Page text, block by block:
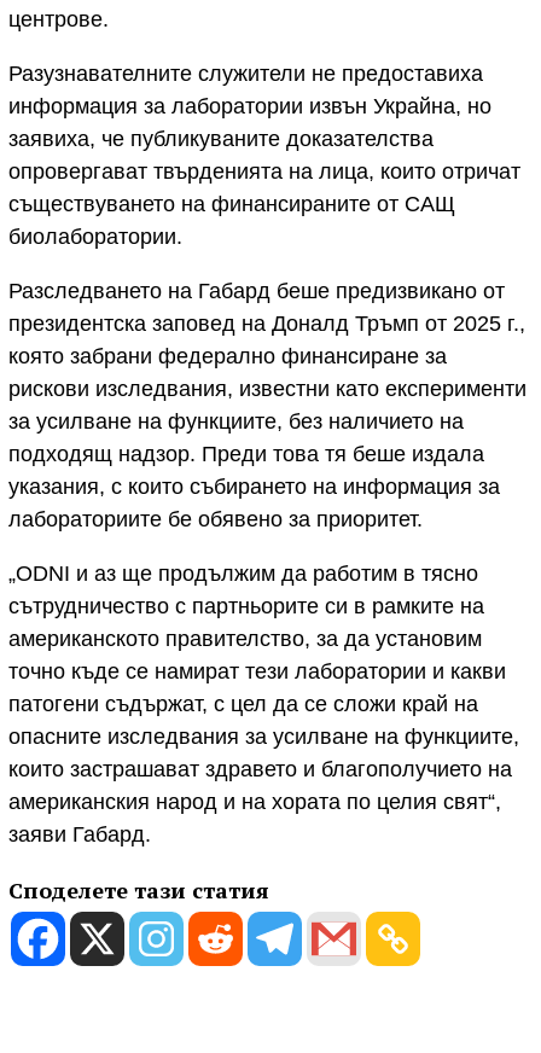
центрове.
Разузнавателните служители не предоставиха
информация за лаборатории извън Украйна, но
заявиха, че публикуваните доказателства
опровергават твърденията на лица, които отричат
съществуването на финансираните от САЩ
биолаборатории.
Разследването на Габард беше предизвикано от
президентска заповед на Доналд Тръмп от 2025 г.,
която забрани федерално финансиране за
рискови изследвания, известни като експерименти
за усилване на функциите, без наличието на
подходящ надзор. Преди това тя беше издала
указания, с които събирането на информация за
лабораториите бе обявено за приоритет.
„ODNI и аз ще продължим да работим в тясно
сътрудничество с партньорите си в рамките на
американското правителство, за да установим
точно къде се намират тези лаборатории и какви
патогени съдържат, с цел да се сложи край на
опасните изследвания за усилване на функциите,
които застрашават здравето и благополучието на
американския народ и на хората по целия свят“,
заяви Габард.
Споделете тази статия